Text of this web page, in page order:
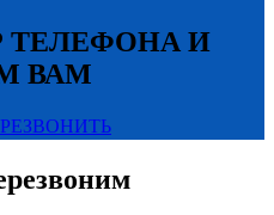
ТЕЛЕФОНА И
ВАМ